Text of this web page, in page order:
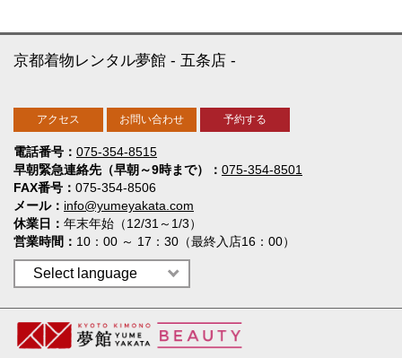
電話番号
075-354-8515
早朝緊急連絡先（早朝～9時まで）
075-354-8501
FAX番号
075-354-8506
メール
info@yumeyakata.com
休業日
年末年始（12/31～1/3）
営業時間
10：00 ～ 17：30（最終入店16：00）
京都着物レンタル夢館 五条店
アクセス お問い合わせ 予約する